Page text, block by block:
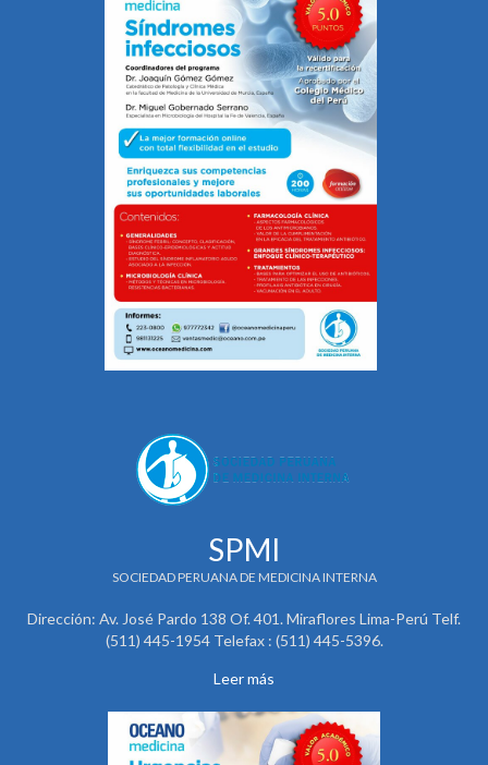
SPMI
SOCIEDAD PERUANA DE MEDICINA INTERNA
Dirección: Av. José Pardo 138 Of. 401. Miraflores Lima-Perú Telf.
(511) 445-1954 Telefax : (511) 445-5396.
Leer más